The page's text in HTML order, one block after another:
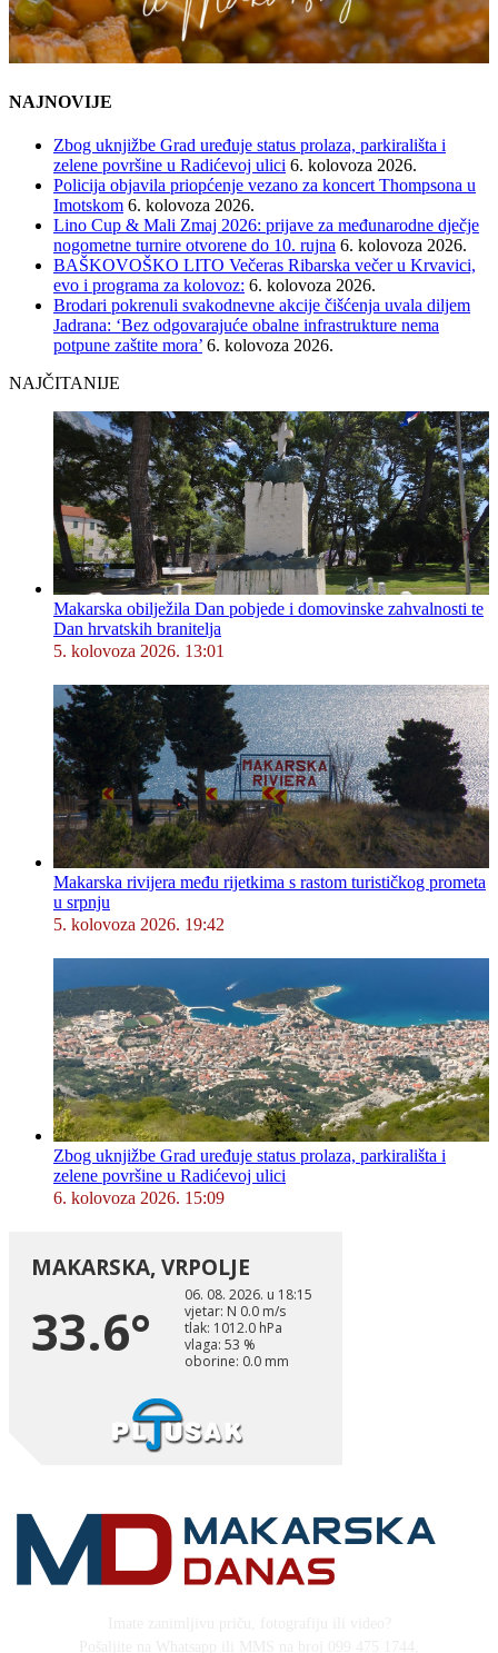
NAJNOVIJE
Zbog uknjižbe Grad uređuje status prolaza, parkirališta i
zelene površine u Radićevoj ulici 6. kolovoza 2026.
Policija objavila priopćenje vezano za koncert Thompsona u
Imotskom 6. kolovoza 2026.
Lino Cup & Mali Zmaj 2026: prijave za međunarodne dječje
nogometne turnire otvorene do 10. rujna 6. kolovoza 2026.
BAŠKOVOŠKO LITO Večeras Ribarska večer u Krvavici,
evo i programa za kolovoz: 6. kolovoza 2026.
Brodari pokrenuli svakodnevne akcije čišćenja uvala diljem
Jadrana: ‘Bez odgovarajuće obalne infrastrukture nema
potpune zaštite mora’ 6. kolovoza 2026.
NAJČITANIJE
Makarska obilježila Dan pobjede i domovinske zahvalnosti te
Dan hrvatskih branitelja
5. kolovoza 2026. 13:01
Makarska rivijera među rijetkima s rastom turističkog prometa
u srpnju
5. kolovoza 2026. 19:42
Zbog uknjižbe Grad uređuje status prolaza, parkirališta i
zelene površine u Radićevoj ulici
6. kolovoza 2026. 15:09